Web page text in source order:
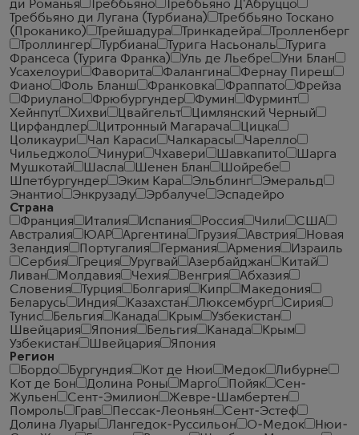
ди Романья
Треббьяно
Треббьяно Д'Абруццо
Треббьяно ди Лугана (Турбиана)
Треббьяно Тоскано
(Проканико)
Трейшадура Тринкадейра
Тролленберг
Троллингер
Турбиана Турига Насьональ
Турига
Франсеса (Турига Франка)
Уль де Льебре
Уни Блан
Усахелоури
Фаворита Фалангина
Фернау Пиреш
Фиано
Фоль Бланш Франковка Фраппато
Фрейза
Фриулано
Фрюбургундер Фумин
Фурминт
Хейнпут
Хихви Цвайгельт
Цимлянский Черный
Цирфандлер
Цитронный Магарача
Цицка
Цоликаури
Чал Караси Чалкарасы
Чарелло
Чильеджоло
Чинури Чхавери Шавкапито
Шарга
Мушкотай
Шасла Шенен Блан
Шойребе
Шпетбургундер
Эким Кара Эльблинг
Эмеральд
Энантио
Энкрузаду Эрбалуче
Эспадейро
Страна
Франция
Италия Испания Россия Чили
США
Австралия
ЮАР Аргентина Грузия Австрия
Новая
Зеландия
Португалия Германия Армения
Израиль
Сербия
Греция Уругвай Азербайджан
Китай
Ливан
Молдавия Чехия Венгрия
Абхазия
Словения
Турция Болгария Кипр
Македония
Беларусь
Индия Казахстан Люксембург
Сирия
Тунис
Бельгия Канада Крым
Узбекистан
Швейцария
Япония Бельгия Канада
Крым
Узбекистан
Швейцария
Япония
Регион
Бордо
Бургундия Кот де Нюи Медок
Либурне
Кот де Бон
Долина Роны Марго Пойяк
Сен-
Жульен
Сент-Эмилион
Жевре-Шамбертен
Помроль
Грав Пессак-Леоньян
Сент-Эстеф
Долина Луары
Лангедок-Руссильон О-Медок
Нюи-